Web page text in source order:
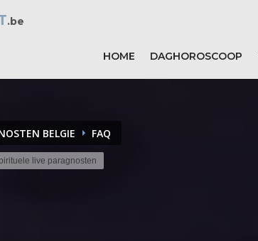
.be
HOME DAGHOROSCOOP
BELGIE FAQ
live paragnosten